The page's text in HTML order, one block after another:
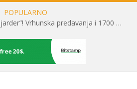
POPULARNO
Toni Milun postao “milijarder”! Vrhunska predavanja i 1700 posjetitelja obilježili su mjesec financijske pismenosti